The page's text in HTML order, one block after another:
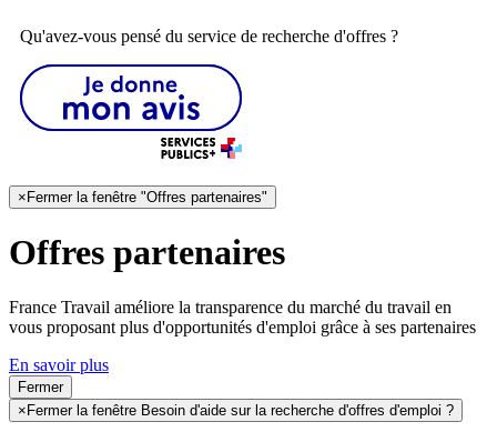
Qu'avez-vous pensé du service de recherche d'offres ?
× Fermer la fenêtre "Offres partenaires"
Offres partenaires
France Travail améliore la transparence du marché du travail en
vous proposant plus d'opportunités d'emploi grâce à ses partenaires
En savoir plus
Fermer
× Fermer la fenêtre Besoin d'aide sur la recherche d'offres d'emploi ?